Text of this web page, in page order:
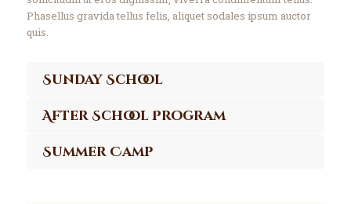
Phasellus gravida tellus felis, aliquet sodales ipsum auctor
quis.
Sunday School
After School Program
Summer Camp